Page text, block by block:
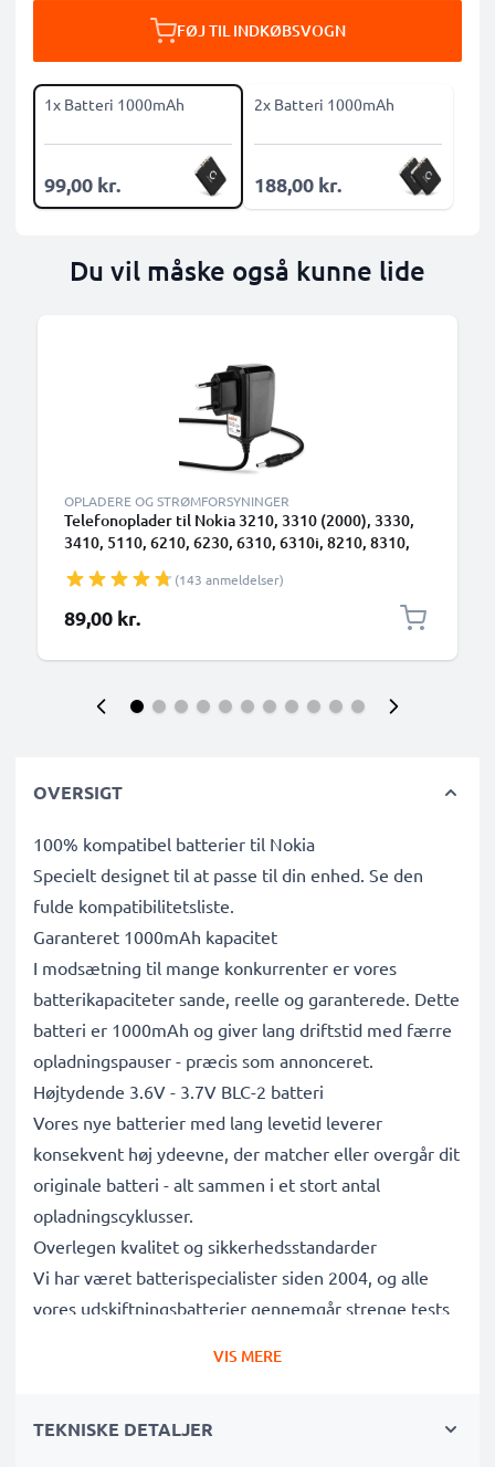
FØJ TIL INDKØBSVOGN
1x Batteri 1000mAh
99,00 kr.
2x Batteri 1000mAh
188,00 kr.
Du vil måske også kunne lide
OPLADERE OG STRØMFORSYNINGER
Telefonoplader til Nokia 3210, 3310 (2000), 3330,
3410, 5110, 6210, 6230, 6310, 6310i, 8210, 8310,
2.5W 0.5A / 500mA(143 anmeldelser)
89,00 kr.
OVERSIGT
100% kompatibel batterier til Nokia
Specielt designet til at passe til din enhed. Se den
fulde kompatibilitetsliste.
Garanteret 1000mAh kapacitet
I modsætning til mange konkurrenter er vores
batterikapaciteter sande, reelle og garanterede. Dette
batteri er 1000mAh og giver lang driftstid med færre
opladningspauser - præcis som annonceret.
Højtydende 3.6V - 3.7V BLC-2 batteri
Vores nye batterier med lang levetid leverer
konsekvent høj ydeevne, der matcher eller overgår dit
originale batteri - alt sammen i et stort antal
opladningscyklusser.
Overlegen kvalitet og sikkerhedsstandarder
Vi har været batterispecialister siden 2004, og alle
vores udskiftningsbatterier gennemgår strenge tests
Udskift batteriet, ikke din enhed. Det er det smartere,
VIS MERE
TEKNISKE DETALJER